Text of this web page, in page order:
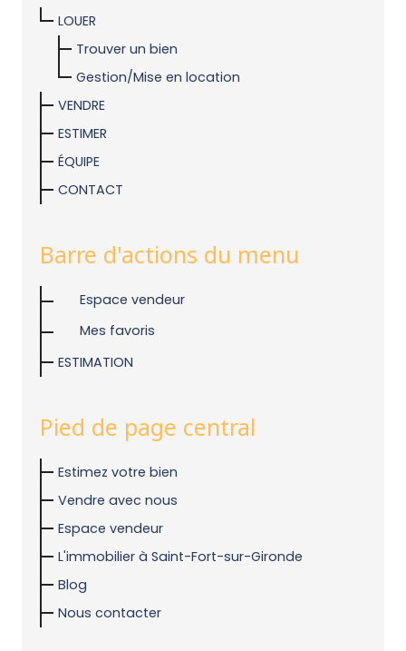
LOUER
Trouver un bien
Gestion/Mise en location
VENDRE
ESTIMER
ÉQUIPE
CONTACT
Barre d'actions du menu
Espace vendeur
Mes favoris
ESTIMATION
Pied de page central
Estimez votre bien
Vendre avec nous
Espace vendeur
L'immobilier à Saint-Fort-sur-Gironde
Blog
Nous contacter